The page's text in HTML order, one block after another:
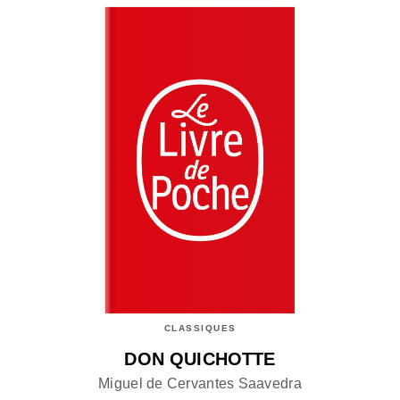
CLASSIQUES
DON QUICHOTTE
Miguel de Cervantes Saavedra